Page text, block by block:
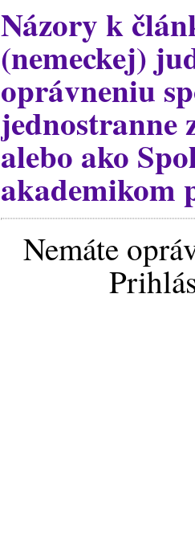
Názory k
(nemeckej)
oprávneniu
jednostranne
alebo ako
akademikom
Nemáte